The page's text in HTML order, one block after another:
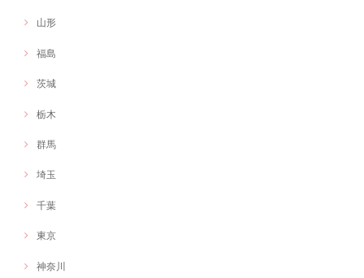
山形
福島
茨城
栃木
群馬
埼玉
千葉
東京
神奈川